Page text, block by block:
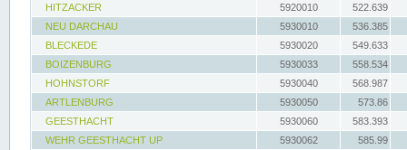
HITZACKER
5920010
522.639
NEU DARCHAU
5930010
536.385
BLECKEDE
5930020
549.633
BOIZENBURG
5930033
558.534
HOHNSTORF
5930040
568.987
ARTLENBURG
5930050
573.86
GEESTHACHT
5930060
583.393
WEHR GEESTHACHT UP
5930062
585.99